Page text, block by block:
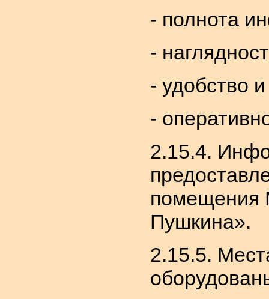
- полнота
-
- удобство
-
2.15.4.
помещения
Пушкина».
2.15.5.